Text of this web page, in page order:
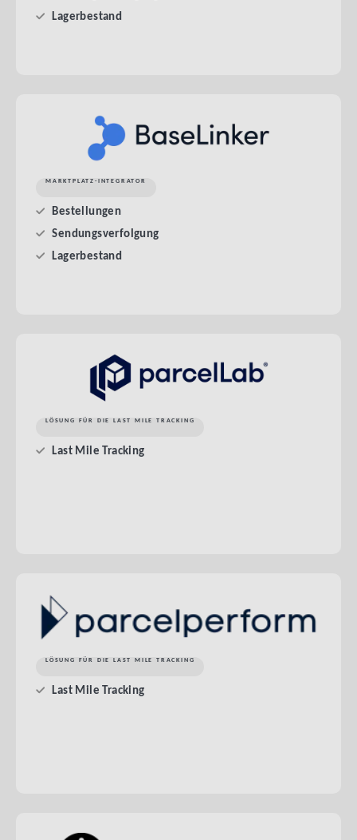
Lagerbestand
MARKTPLATZ-INTEGRATOR
Bestellungen
Sendungsverfolgung
Lagerbestand
LÖSUNG FÜR DIE LAST MILE TRACKING
Last Mile Tracking
LÖSUNG FÜR DIE LAST MILE TRACKING
Last Mile Tracking